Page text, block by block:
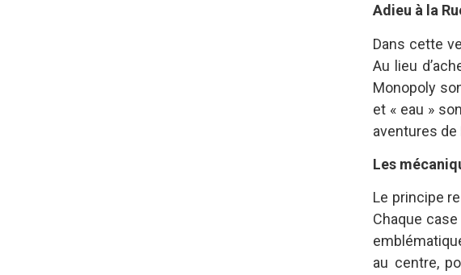
Adieu à la
Dans cette
Au lieu
Monopoly
et « eau »
aventures de
Les
Le principe
Chaque
au centre,